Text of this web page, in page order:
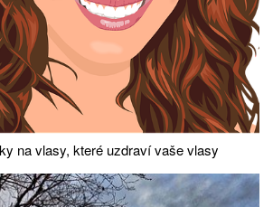
na vlasy, které uzdraví vaše vlasy